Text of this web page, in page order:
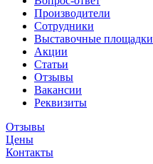
Производители
Сотрудники
Выставочные площадки
Акции
Статьи
Отзывы
Вакансии
Реквизиты
Отзывы
Цены
Контакты